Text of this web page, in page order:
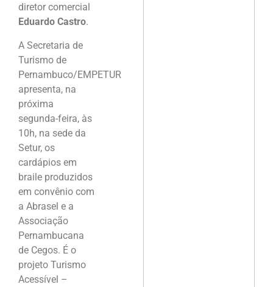
diretor comercial
Eduardo Castro.
A Secretaria de
Turismo de
Pernambuco/EMPETUR
apresenta, na
próxima
segunda-feira, às
10h, na sede da
Setur, os
cardápios em
braile produzidos
em convênio com
a Abrasel e a
Associação
Pernambucana
de Cegos. É o
projeto Turismo
Acessível –